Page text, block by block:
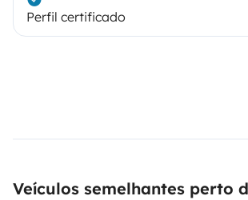
Perfil certificado
Veículos semelhantes perto